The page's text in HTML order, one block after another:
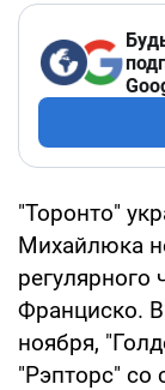
"Торонто"
Михайлюка
Франциско.
ноября,
"Рэпторс" со